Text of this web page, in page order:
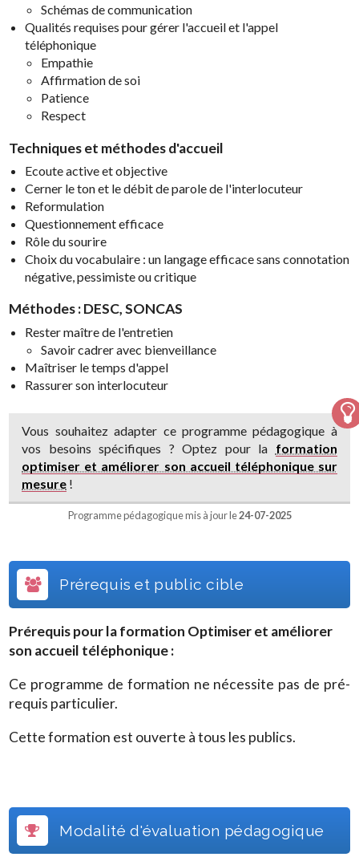
Schémas de communication
Qualités requises pour gérer l'accueil et l'appel
téléphonique
Empathie
Affirmation de soi
Patience
Respect
Techniques et méthodes d'accueil
Ecoute active et objective
Cerner le ton et le débit de parole de l'interlocuteur
Reformulation
Questionnement efficace
Rôle du sourire
Choix du vocabulaire : un langage efficace sans connotation
négative, pessimiste ou critique
Méthodes : DESC, SONCAS
Rester maître de l'entretien
Savoir cadrer avec bienveillance
Maîtriser le temps d'appel
Rassurer son interlocuteur
Vous souhaitez adapter ce programme pédagogique à
vos besoins spécifiques ? Optez pour la formation
optimiser et améliorer son accueil téléphonique sur
mesure !
Programme pédagogique mis à jour le24-07-2025
Prérequis et public cible
Prérequis pour la formation Optimiser et améliorer
son accueil téléphonique:
Ce programme de formation ne nécessite pas de pré-
requis particulier.
Cette formation est ouverte à tous les publics.
Modalité d'évaluation pédagogique